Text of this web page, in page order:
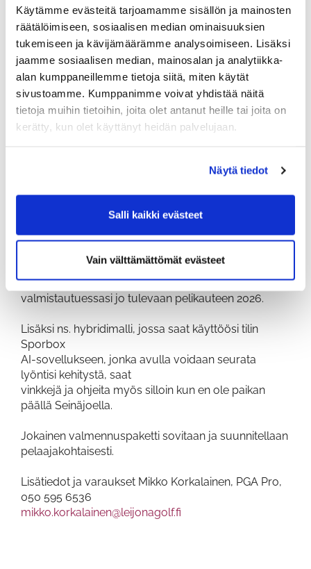
Käytämme evästeitä tarjoamamme sisällön ja mainosten
räätälöimiseen, sosiaalisen median ominaisuuksien
tukemiseen ja kävijämäärämme analysoimiseen. Lisäksi
jaamme sosiaalisen median, mainosalan ja analytiikka-
alan kumppaneillemme tietoja siitä, miten käytät
sivustoamme. Kumppanimme voivat yhdistää näitä
tietoja muihin tietoihin, joita olet antanut heille tai joita on
kerätty, kun olet käyttänyt heidän palvelujaan.
Näytä tiedot
Salli kaikki evästeet
Vain välttämättömät evästeet
Ryhmät ja kellonajat samat kuin helmikuussa, jos
olet unohtanut milloin
harjoitusaikasi oli, ole yhteydessä Mikkoon.
Huom! Tiistaille klo 11:30-12:30 sekä torstai iltaan klo
17:00-18:00
voidaan perustaa vielä ryhmät, 3 harjoitus kertaa. 3-
4 pelaajaa
tarvitaan ryhmän toteuttamiseen. Jos kiinnostuit,
harjoitushalliin (EPG jäsenet) sekä Golf Takomon
halliin.
Talven yksityistunnilla saat opastusta ja vinkkejä
talven harjoitteluun
valmistautuessasi jo tulevaan pelikauteen 2026.
Lisäksi ns. hybridimalli, jossa saat käyttöösi tilin
Sporbox
AI-sovellukseen, jonka avulla voidaan seurata
lyöntisi kehitystä, saat
vinkkejä ja ohjeita myös silloin kun en ole paikan
päällä Seinäjoella.
Jokainen valmennuspaketti sovitaan ja suunnitellaan
pelaajakohtaisesti.
Lisätiedot ja varaukset Mikko Korkalainen, PGA Pro,
050 595 6536​​​​​​​
mikko.korkalainen@leijonagolf.fi